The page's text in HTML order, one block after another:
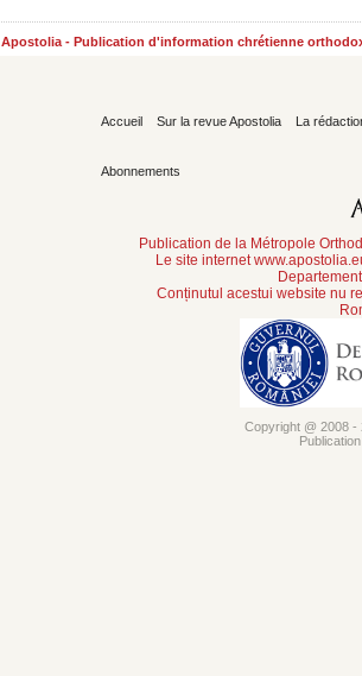
Apostolia - Publication d'information chrétienne
Accueil Sur la revue Apostolia La
Abonnements
Publication de la Métropole
Le site internet
Conținutul acestui website nu
Copyright @ 2008 -